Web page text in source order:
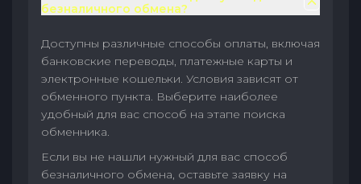
безналичного обмена?
Доступны различные способы оплаты, включая
банковские переводы, платежные карты и
электронные кошельки. Условия зависят от
обменного пункта. Выберите наиболее
удобный для вас способ на этапе поиска
обменника.
Если вы не нашли нужный для вас способ
безналичного обмена, оставьте заявку на